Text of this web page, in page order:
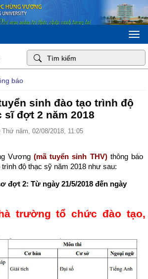
báo
sinh đào tạo trình độ
sĩ đợt 2 năm 2018
Thứ năm, 02/08/2018, 11:05
Vương (mã tuyển sinh THV)thông báo
độ thạc sỹ năm 2018 như sau:
đợt 2: Từ ngày 21/5/2018 đến ngày
trường tổ chức đào tạo,